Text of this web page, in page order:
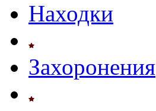
Находки
Захоронения